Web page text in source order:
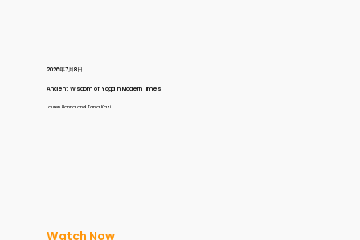
2026年7月8日
Ancient Wisdom of Yoga in Modern Times
Lauren Hanna and Tania Kazi
Watch Now